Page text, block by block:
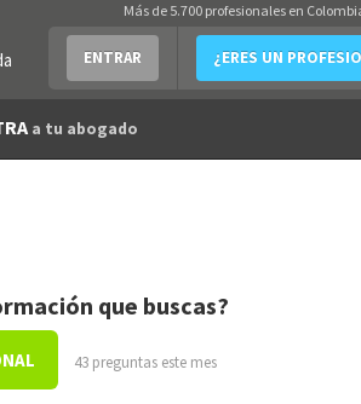
ENTRAR ¿ERES UN
Más de 5.700 profesionales en
a tu abogado
que buscas?
43 preguntas este mes